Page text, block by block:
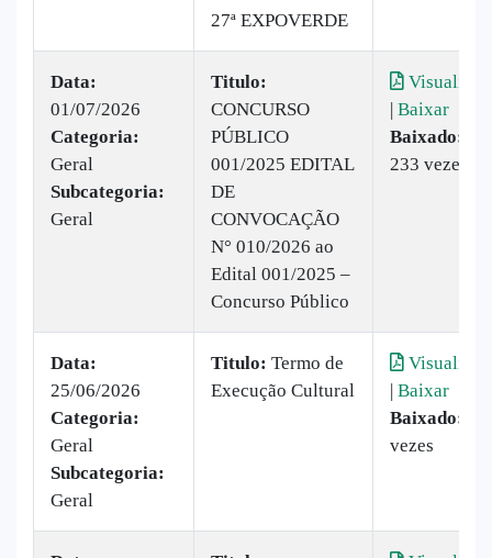
27ª EXPOVERDE
Data:
01/07/2026
Categoria:
Geral
Subcategoria:
Geral
Titulo:
CONCURSO
PÚBLICO
001/2025 EDITAL
DE
CONVOCAÇÃO
N° 010/2026 ao
Edital 001/2025 –
Concurso Público
Visualizar
| Baixar
Baixado:
233 vezes
Data:
25/06/2026
Categoria:
Geral
Subcategoria:
Geral
Titulo: Termo de
Execução Cultural
Visualizar
| Baixar
Baixado:
vezes